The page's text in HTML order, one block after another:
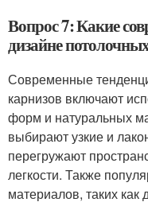
Вопрос 7: Какие
дизайне
Современные
карнизов включают
форм и натуральных
выбирают узкие и
перегружают
легкости. Также
материалов, таких